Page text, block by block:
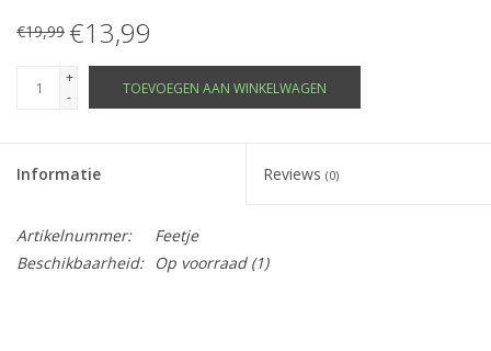
€19,99 €13,99
+
-
TOEVOEGEN AAN WINKELWAGEN
Informatie Reviews (0)
Artikelnummer:
Feetje
Beschikbaarheid:
Op voorraad(1)